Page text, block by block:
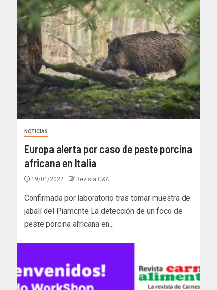
NOTICIAS
Europa alerta por caso de peste porcina
africana en Italia
19/01/2022 Revista C&A
Confirmada por laboratorio tras tomar muestra de
jabalí del Piamonte La detección de un foco de
peste porcina africana en...